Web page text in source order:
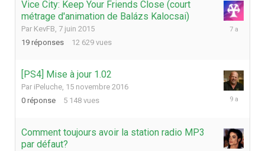
Vice City: Keep Your Friends Close (court
métrage d'animation de Balázs Kalocsai)
Par KevFB, 7 juin 2015
19 réponses 12 629 vues
[PS4] Mise à jour 1.02
Par iPeluche, 15 novembre 2016
0 réponse 5 148 vues
15
Comment toujours avoir la station radio MP3
par défaut?